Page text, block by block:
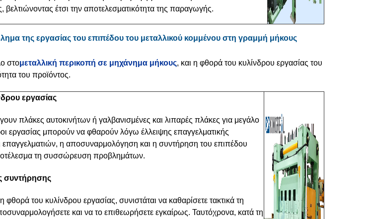
βελτιώνοντας έτσι την αποτελεσματικότητα της παραγωγής.
της εργασίας του επιπέδου του μεταλλικού κομμένου στη γραμμή μήκους
στομεταλλική περικοπή σε μηχάνημα μήκους, και η φθορά του κυλίνδρου εργασίας του
του προϊόντος.
εργασίας
πλάκες αυτοκινήτων ή γαλβανισμένες και λιπαρές πλάκες για μεγάλο
εργασίας μπορούν να φθαρούν λόγω έλλειψης επαγγελματικής
επαγγελματιών, η αποσυναρμολόγηση και η συντήρηση του επιπέδου
τη συσσώρευση προβλημάτων.
συντήρησης
του κυλίνδρου εργασίας, συνιστάται να καθαρίσετε τακτικά τη
και να το επιθεωρήσετε εγκαίρως. Ταυτόχρονα, κατά τη